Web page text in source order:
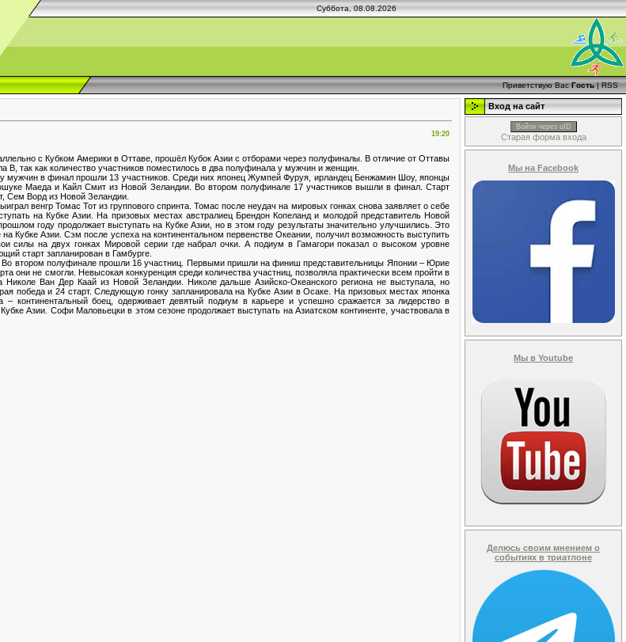
Суббота, 08.08.2026
Приветствую Вас Гость|RSS
19:20
с Кубком Америки в Оттаве, прошёл Кубок Азии с отборами через полуфиналы. В отличие от Оттавы
В, так как количество участников поместилось в два полуфинала у мужчин и женщин.
мужчин в финал прошли 13 участников. Среди них японец Жумпей Фуруя, ирландец Бенжамин Шоу, японцы
Маеда и Кайл Смит из Новой Зеландии. Во втором полуфинале 17 участников вышли в финал. Старт
Сем Ворд из Новой Зеландии.
венгр Томас Тот из группового спринта. Томас после неудач на мировых гонках снова заявляет о себе
на Кубке Азии. На призовых местах австралиец Брендон Копеланд и молодой представитель Новой
году продолжает выступать на Кубке Азии, но в этом году результаты значительно улучшились. Это
Кубке Азии. Сэм после успеха на континентальном первенстве Океании, получил возможность выступить
силы на двух гонках Мировой серии где набрал очки. А подиум в Гамагори показал о высоком уровне
старт запланирован в Гамбурге.
втором полуфинале прошли 16 участниц. Первыми пришли на финиш представительницы Японии – Юрие
они не смогли. Невысокая конкуренция среди количества участниц, позволяла практически всем пройти в
Ван Дер Каай из Новой Зеландии. Николе дальше Азийско-Океанского региона не выступала, но
победа и 24 старт. Следующую гонку запланировала на Кубке Азии в Осаке. На призовых местах японка
боец, одерживает девятый подиум в карьере и успешно сражается за лидерство в
Азии. Софи Маловьецки в этом сезоне продолжает выступать на Азиатском континенте, участвовала в
Вход на сайт
Войти через uID
Старая форма входа
Мы на Facebook
Мы в Youtube
Делюсь своим мнением о
событиях в триатлоне